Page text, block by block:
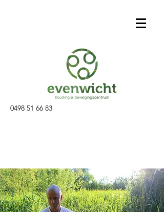
0498 51 66 83